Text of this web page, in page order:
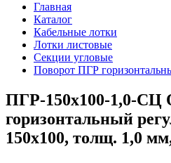
Главная
Каталог
Кабельные лотки
Лотки листовые
Секции угловые
Поворот ПГР
ПГР-150х100-1,0-СЦ
горизонтальный
150х100, толщ. 1,0